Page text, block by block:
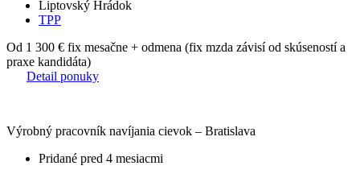
Liptovský Hrádok
TPP
Od 1 300 € fix mesačne + odmena (fix mzda závisí od skúseností a
praxe kandidáta)
Detail ponuky
Výrobný pracovník navíjania cievok – Bratislava
Pridané pred 4 mesiacmi